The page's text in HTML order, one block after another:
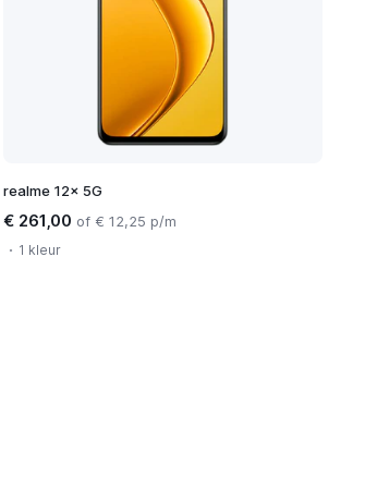
realme 12x 5G
€ 261,00 of € 12,25 p/m
1 kleur